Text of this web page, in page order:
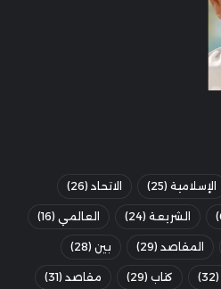
الإسلامية (25) الاتحاد (26)
الشريعة (24) العالمي (16)
المقاصد (29) بين (28)
(32) كتاب (29) مقاصد (31)